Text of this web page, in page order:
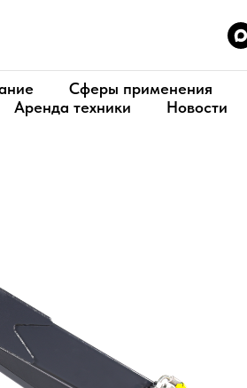
Сферы применения
Аренда техники
Новости